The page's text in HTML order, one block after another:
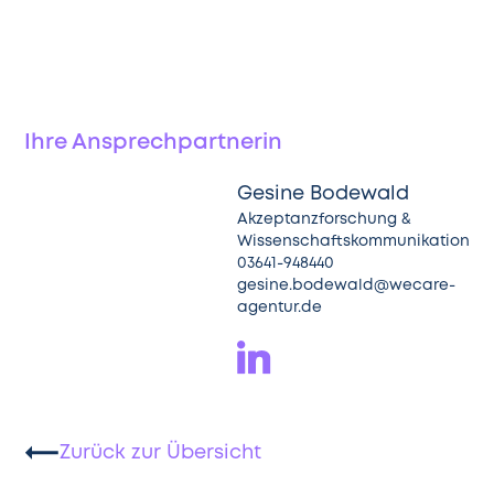
Ihre Ansprechpartnerin
Gesine Bodewald
Akzeptanzforschung &
Wissenschaftskommunikation
03641-948440
gesine.bodewald@wecare-
agentur.de
Zurück zur Übersicht